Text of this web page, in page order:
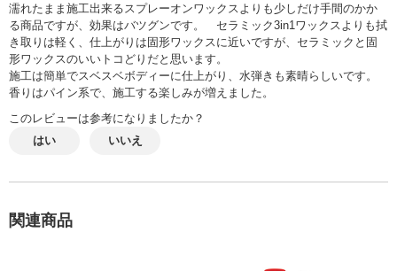
濡れたまま施工出来るスプレーオンワックスよりも少しだけ手間のかか
る商品ですが、効果はバツグンです。 セラミック3in1ワックスよりも拭
き取りは軽く、仕上がりは固形ワックスに近いですが、セラミックと固
形ワックスのいいトコどりだと思います。
施工は簡単でスベスベボディーに仕上がり、水弾きも素晴らしいです。
香りはパイン系で、施工する楽しみが増えました。
このレビューは参考になりましたか？
はい
いいえ
関連商品